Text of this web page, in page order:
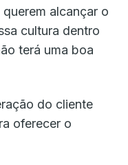
alcançar o
cultura dentro
terá uma boa
do cliente
oferecer o